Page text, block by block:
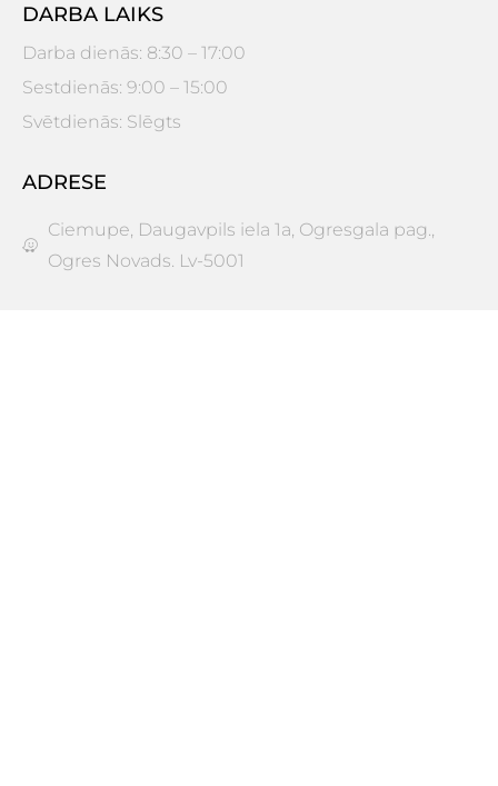
DARBA LAIKS
Darba dienās: 8:30 – 17:00
Sestdienās: 9:00 – 15:00
Svētdienās: Slēgts
ADRESE
Ciemupe, Daugavpils iela 1a, Ogresgala pag.,
Ogres Novads. Lv-5001